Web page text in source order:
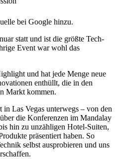
bei Google hinzu.
statt und ist die größte Tech-
Event war wohl das
und hat jede Menge neue
enthüllt, die in den
Markt kommen.
Las Vegas unterwegs – von den
die Konferenzen im Mandalay
hin zu unzähligen Hotel-Suiten,
präsentiert haben. So
selbst ausprobieren und uns